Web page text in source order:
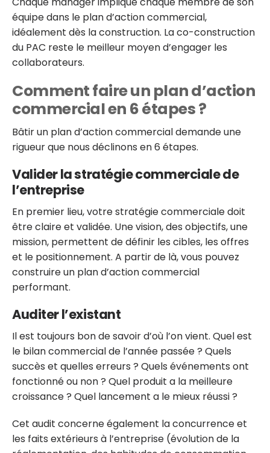
équipe dans le plan d’action commercial,
idéalement dès la construction. La co-construction
du PAC reste le meilleur moyen d’engager les
collaborateurs.
Comment faire un plan d’action
commercial en 6 étapes ?
Bâtir un plan d’action commercial demande une
rigueur que nous déclinons en 6 étapes.
Valider la stratégie commerciale de
l’entreprise
En premier lieu, votre stratégie commerciale doit
être claire et validée. Une vision, des objectifs, une
mission, permettent de définir les cibles, les offres
et le positionnement. A partir de là, vous pouvez
construire un plan d’action commercial
performant.
Auditer l’existant
Il est toujours bon de savoir d’où l’on vient. Quel est
le bilan commercial de l’année passée ? Quels
succès et quelles erreurs ? Quels événements ont
fonctionné ou non ? Quel produit a la meilleure
croissance ? Quel lancement a le mieux réussi ?
Cet audit concerne également la concurrence et
les faits extérieurs à l’entreprise (évolution de la